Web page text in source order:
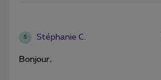
S Stéphanie C.
Bonjour,